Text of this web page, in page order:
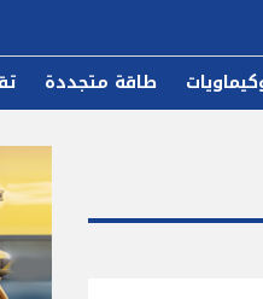
طاقة متجددة